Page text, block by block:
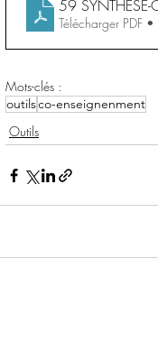
59
Télécharger PDF
Mots-clés :
outilsco-enseignenment
Outils